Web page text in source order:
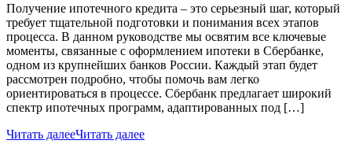
Получение ипотечного кредита – это серьезный шаг, который
требует тщательной подготовки и понимания всех этапов
процесса. В данном руководстве мы освятим все ключевые
моменты, связанные с оформлением ипотеки в Сбербанке,
одном из крупнейших банков России. Каждый этап будет
рассмотрен подробно, чтобы помочь вам легко
ориентироваться в процессе. Сбербанк предлагает широкий
спектр ипотечных программ, адаптированных под […]
Читать далееЧитать далее